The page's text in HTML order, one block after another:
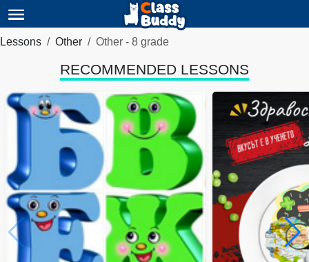
Lessons Other Other - 8 grade
RECOMMENDED LESSONS